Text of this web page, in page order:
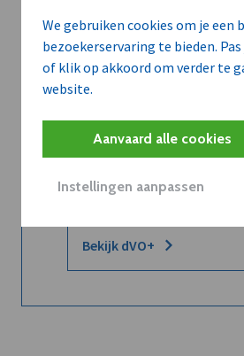
We gebruiken cookies om je een
bezoekerservaring te bieden.
of klik op akkoord om verder te
website.
Aanvaard alle cookies
Instellingen aanpassen
Abboneer
leren kennen maar dat
dVO helpt u het maximale
Bekijk dVO+